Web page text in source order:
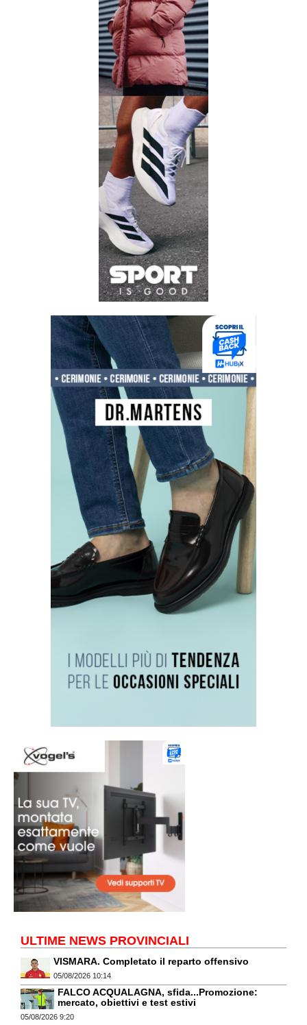
ULTIME NEWS PROVINCIALI
VISMARA. Completato il reparto offensivo
05/08/2026 10:14
FALCO ACQUALAGNA, sfida...Promozione:
mercato, obiettivi e test estivi
05/08/2026 9:20